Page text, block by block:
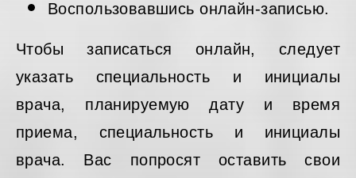
Воспользовавшись онлайн-записью.
Чтобы записаться онлайн, следует
указать специальность и инициалы
врача, планируемую дату и время
приема, специальность и инициалы
врача. Вас попросят оставить свои